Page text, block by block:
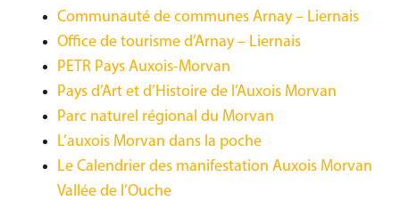
Communauté de communes Arnay – Liernais
Office de tourisme d’Arnay – Liernais
PETR Pays Auxois-Morvan
Pays d’Art et d’Histoire de l’Auxois Morvan
Parc naturel régional du Morvan
L’auxois Morvan dans la poche
Le Calendrier des manifestation Auxois Morvan
Vallée de l’Ouche